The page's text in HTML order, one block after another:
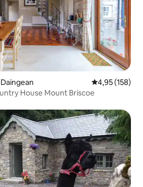
4,95 ud af 5 i
4,95 (158)
House Mount Briscoe